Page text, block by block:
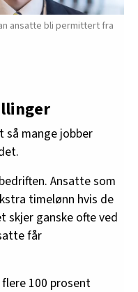
ansatte bli permittert fra
så mange jobber
Ansatte som
timelønn hvis de
skjer ganske ofte ved
får
100 prosent